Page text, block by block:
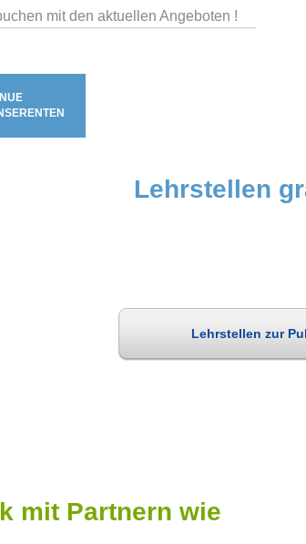
mit den aktuellen Angeboten !
Lehrstellen
Lehrstellen zur
mit Partnern wie